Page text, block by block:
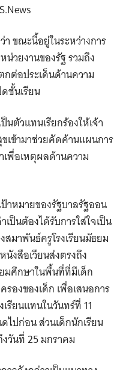
ขณะนี้อยู่ในระหว่างการ
วยงานของรัฐ รวมถึง
กต่อประเด็นด้านความ
ชั้นเรียน
ตัวแทนเรียกร้องให้เจ้า
ข้ามาช่วยคัดค้านแผนการ
พื่อเหตุผลด้านความ
าหมายของรัฐบาลรัฐออน
ป็นต้องได้รับการใส่ใจเป็น
มาพันธ์ครูโรงเรียนมัธยม
นังสือเวียนส่งตรงถึง
มศึกษาในพื้นที่ที่มีเด็ก
งของเด็ก เพื่อเสนอการ
รียนแทนในวันทร์ที่ 11
ปก่อน ส่วนเด็กนักเรียน
วันที่ 25 มกราคม